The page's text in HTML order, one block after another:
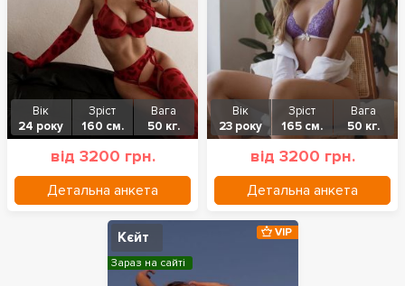
Вік
24 року
Зріст
160 см.
Вага
50 кг.
від 3200 грн.
Детальна анкета
Вік
23 року
Зріст
165 см.
Вага
50 кг.
від 3200 грн.
Детальна анкета
Кєйт VIP
Зараз на сайті